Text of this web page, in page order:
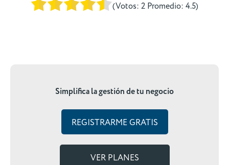
(Votos: 2 Promedio: 4.5)
Simplifica la gestión de tu negocio
REGISTRARME GRATIS
VER PLANES